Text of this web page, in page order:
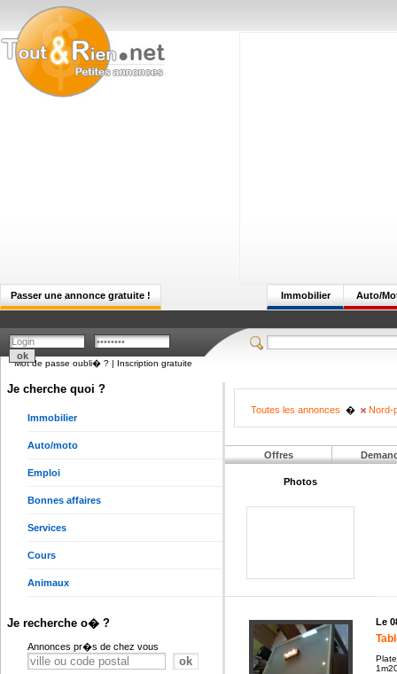
Passer une annonce gratuite ! Auto/
Immobilier
Mot de passe oubli� ? | Inscription gratuite
Je cherche quoi ?
Immobilier
Auto/moto
Emploi
Bonnes affaires
Services
Cours
Animaux
Je recherche o� ?
Annonces pr�s de chez vous
Toutes les annonces � Nord-
Offres
Photos
Le